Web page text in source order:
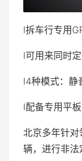
l拆车行专用
l可用来同时
l4种模式：静
l配备专用平
北京多年针对
辆，进行非法